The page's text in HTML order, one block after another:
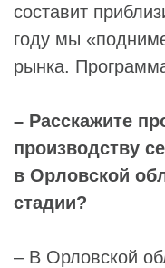
составит
году мы
рынка.
– Расскажите
производству
в Орловской
стадии?
– В Орловской